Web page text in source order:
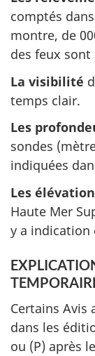
comptés
montre, de
des feux
La visibilité
temps clair.
Les
sondes
indiquées
Les
Haute Mer
y a indication
Certains Avis
dans les
ou (P) après